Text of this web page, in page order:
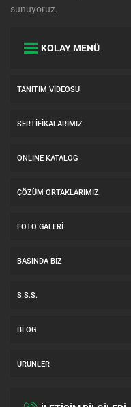
sunuyoruz.
KOLAY MENÜ
TANITIM VIDEOSU
SERTIFIKALARIMIZ
ONLINE KATALOG
ÇÖZÜM ORTAKLARIMIZ
FOTO GALERI
BASINDA BIZ
S.S.S.
BLOG
ÜRÜNLER